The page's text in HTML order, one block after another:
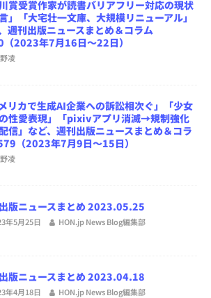
川賞受賞作家が読書バリアフリー対応の現状
」「大宅壮一文庫、大規模リニューアル」
週刊出版ニュースまとめ＆コラム
2023年7月16日～22日）
凌
メリカで生成AI企業への訴訟相次ぐ」「少女
性愛表現」「pixivアプリ消滅→規制強化
信」など、週刊出版ニュースまとめ＆コラ
（2023年7月9日～15日）
凌
版ニュースまとめ 2023.05.25
年5月25日 HON.jp News Blog編集部
版ニュースまとめ 2023.04.18
年4月18日 HON.jp News Blog編集部